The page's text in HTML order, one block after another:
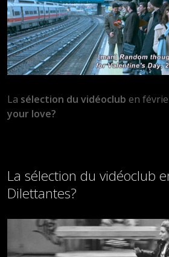
La sélection du vidéoclub en
your love?
La sélection du vidéoclub
Dilettantes?